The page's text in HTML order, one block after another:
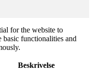
for the website to
basic functionalities and
Beskrivelse